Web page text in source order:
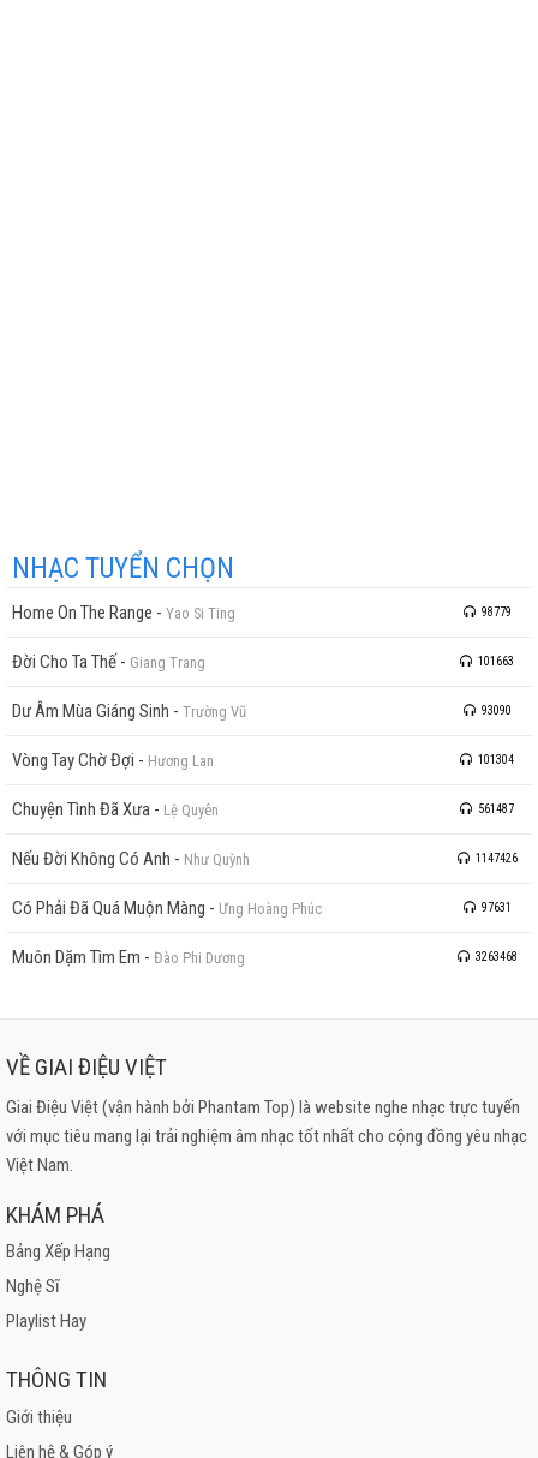
NHẠC TUYỂN CHỌN
Home On The Range - Yao Si Ting 98779
Đời Cho Ta Thế- Giang Trang 101663
Dư Âm Mùa Giáng Sinh - Trường Vũ 93090
Vòng Tay Chờ Đợi - Hương Lan 101304
Chuyện Tình Đã Xưa - Lệ Quyên 561487
Nếu Đời Không Có Anh - Như Quỳnh 1147426
Có Phải Đã Quá Muộn Màng - Ưng Hoàng Phúc 97631
Muôn Dặm Tìm Em - Đào Phi Dương 3263468
VỀ GIAI ĐIỆU VIỆT
Giai Điệu Việt (vận hành bởi Phantam Top) là website nghe nhạc trực tuyến
với mục tiêu mang lại trải nghiệm âm nhạc tốt nhất cho cộng đồng yêu nhạc
Việt Nam.
KHÁM PHÁ
Bảng Xếp Hạng
Nghệ Sĩ
Playlist Hay
THÔNG TIN
Giới thiệu
Liên hệ & Góp ý